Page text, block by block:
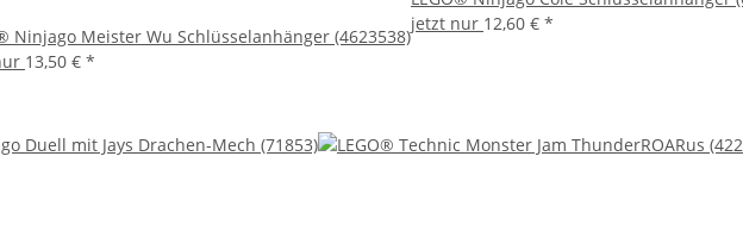
Ninjago Meister Wu Schlüsselanhänger (4623538)
13,50 € *
jetzt nur 12,60 € *